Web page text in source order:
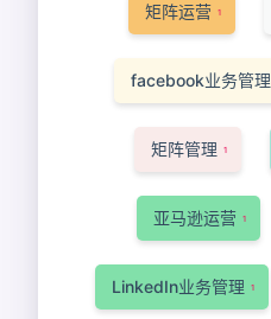
矩阵运营 1
facebook业务管理
矩阵管理 1
亚马逊运营 1
LinkedIn业务管理 1